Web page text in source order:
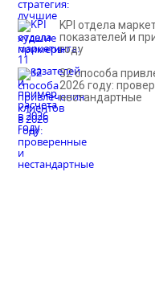
KPI отдела
показателей и
году
32 способа
2026 году:
нестандартные